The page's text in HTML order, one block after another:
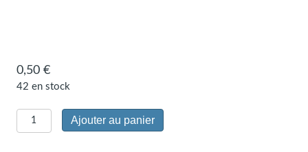
0,50 €
42 en stock
quantité
de
Ajouter au panier